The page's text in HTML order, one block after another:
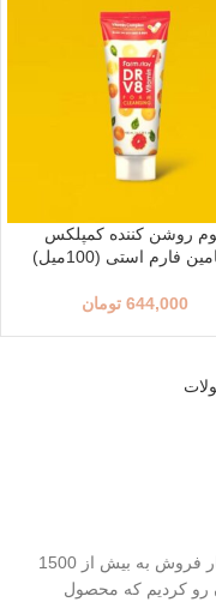
روشن کننده کمپلکس
فارم استی (100میل)
644,000 تومان
، با بیش از800 تا محصول، افتخار فروش به بیش از 1500
رو کردیم که محصول